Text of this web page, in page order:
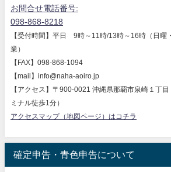
お問合せ電話番号:
098-868-8218
【受付時間】平日 9時～11時/13時～16時（日曜
業）
【FAX】098-868-1094
【mail】info@naha-aoiro.jp
【アクセス】〒900-0021 沖縄県那覇市泉崎１丁
ミナル徒歩1分）
アクセスマップ（地図ページ）はコチラ
確定申告・青色申告について